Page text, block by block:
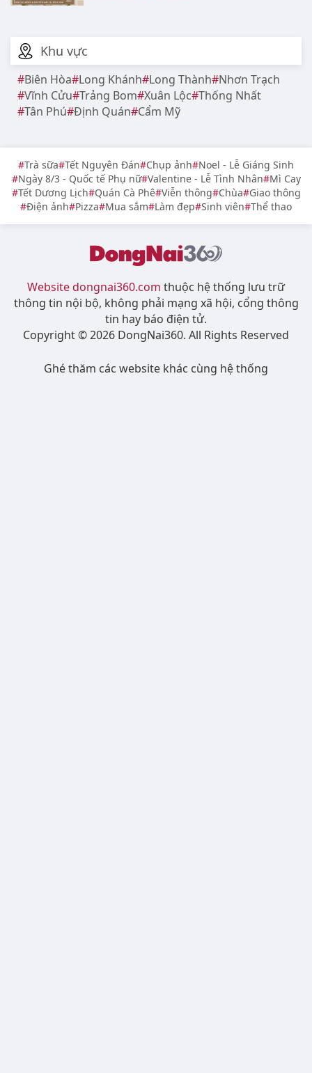
Khu vực
Biên Hòa Long Khánh Long Thành Nhơn Trạch
Vĩnh Cửu Trảng Bom Xuân Lộc Thống Nhất
Tân Phú Định Quán Cẩm Mỹ
Trà sữa Tết Nguyên Đán Chụp ảnh Noel - Lễ Giáng Sinh
Ngày 8/3 - Quốc tế Phụ nữ Valentine - Lễ Tình Nhân Mì Cay
Tết Dương Lịch Quán Cà Phê Viễn thông Chùa Giao thông
Điện ảnh Pizza Mua sắm Làm đẹp Sinh viên Thể thao
Website dongnai360.com thuộc hệ thống lưu trữ
thông tin nội bộ, không phải mạng xã hội, cổng thông
tin hay báo điện tử.
Copyright © 2026 DongNai360. All Rights Reserved
Ghé thăm các website khác cùng hệ thống